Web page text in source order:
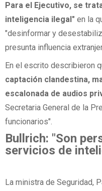
Para el Ejecutivo, se
inteligencia ilegal" en la
"desinformar y
presunta influencia
En el escrito describieron
captación clandestina,
escalonada de audios
Secretaria General de la
funcionarios".
Bullrich: "Son
servicios de
La ministra de Seguridad,